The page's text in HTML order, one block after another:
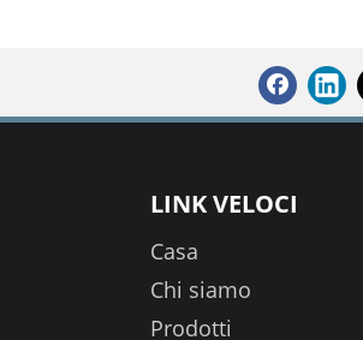
LINK VELOCI
Casa
Chi siamo
Prodotti